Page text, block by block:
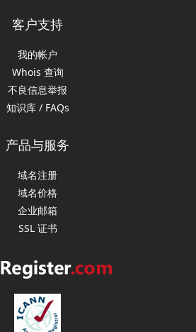
客户支持
我的帐户
Whois 查询
不良信息举报
知识库 / FAQs
产品与服务
域名注册
域名价格
企业邮箱
SSL 证书